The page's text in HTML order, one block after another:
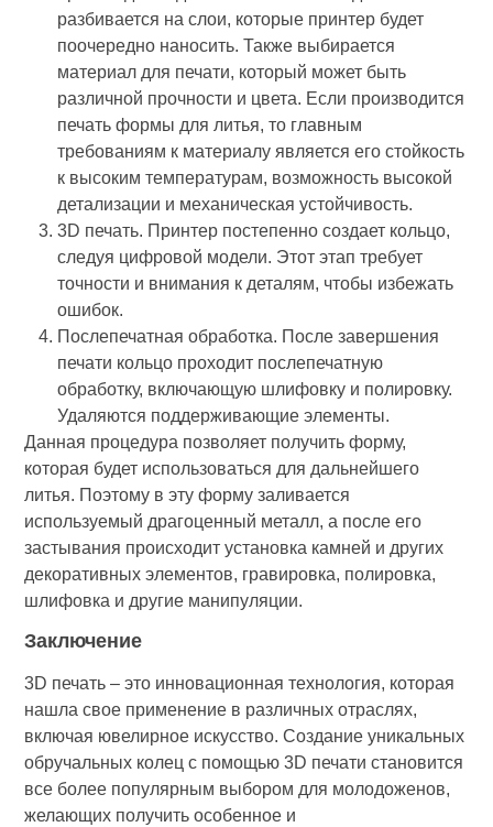
разбивается на слои, которые принтер будет
поочередно наносить. Также выбирается
материал для печати, который может быть
различной прочности и цвета. Если производится
печать формы для литья, то главным
требованиям к материалу является его стойкость
к высоким температурам, возможность высокой
детализации и механическая устойчивость.
3D печать. Принтер постепенно создает кольцо,
следуя цифровой модели. Этот этап требует
точности и внимания к деталям, чтобы избежать
ошибок.
Послепечатная обработка. После завершения
печати кольцо проходит послепечатную
обработку, включающую шлифовку и полировку.
Удаляются поддерживающие элементы.
Данная процедура позволяет получить форму,
которая будет использоваться для дальнейшего
литья. Поэтому в эту форму заливается
используемый драгоценный металл, а после его
застывания происходит установка камней и других
декоративных элементов, гравировка, полировка,
шлифовка и другие манипуляции.
Заключение
3D печать – это инновационная технология, которая
нашла свое применение в различных отраслях,
включая ювелирное искусство. Создание уникальных
обручальных колец с помощью 3D печати становится
все более популярным выбором для молодоженов,
желающих получить особенное и